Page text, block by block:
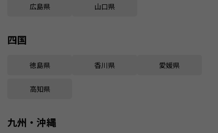
広島県 山口県
四国
徳島県 香川県 愛媛県
高知県
九州・沖縄